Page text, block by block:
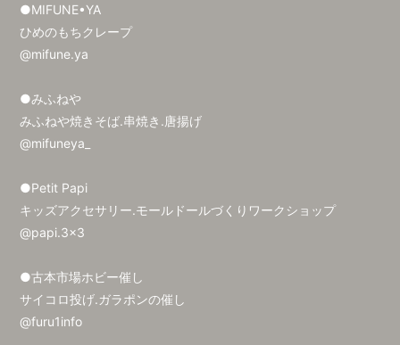
●MIFUNE•YA
ひめのもちクレープ
@mifune.ya
●みふねや
みふねや焼きそば.串焼き.唐揚げ
@mifuneya_
●Petit Papi
キッズアクセサリー.モールドールづくりワークショップ
@papi.3x3
●古本市場ホビー催し
サイコロ投げ.ガラポンの催し
@furu1info